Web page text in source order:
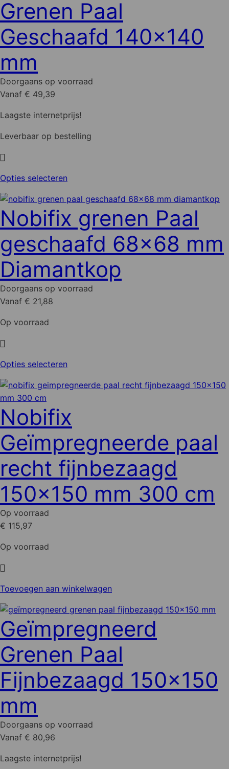
optie
kan
gekozen
worden
productpagina
Grenen Paal
Geschaafd 140x140
mm
Doorgaans op voorraad
Vanaf € 49,39
Laagste internetprijs!
Leverbaar op bestelling
Opties selecteren
heeft
meerdere
variaties.
Deze
optie
kan
gekozen
worden
Nobifix grenen Paal
geschaafd 68x68 mm
Diamantkop
Doorgaans op voorraad
Vanaf € 21,88
Op voorraad
Opties selecteren
heeft
variaties.
Deze
optie
kan
gekozen
worden
op
de
Nobifix
Geïmpregneerde paal
recht fijnbezaagd
150x150 mm 300 cm
Op voorraad
€ 115,97
Op voorraad
Toevoegen aan winkelwagen
Geïmpregneerd
Grenen Paal
Fijnbezaagd 150x150
mm
Doorgaans op voorraad
Vanaf € 80,96
Laagste internetprijs!